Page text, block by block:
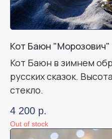
Кот Баюн "Морозович"
Кот Баюн в зимнем
русских сказок.
стекло.
4 200 р.
Out of stock